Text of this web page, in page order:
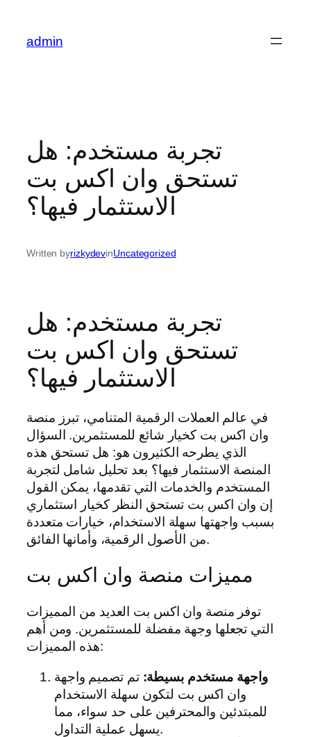
content
admin
تجربة مستخدم: هل
تستحق وان اكس بت
الاستثمار فيها؟
Written byrizkydevinUncategorized
تجربة مستخدم: هل
تستحق وان اكس بت
الاستثمار فيها؟
في عالم العملات الرقمية المتنامي، تبرز منصة
وان اكس بت كخيار شائع للمستثمرين. السؤال
الذي يطرحه الكثيرون هو: هل تستحق هذه
المنصة الاستثمار فيها؟ بعد تحليل شامل لتجربة
المستخدم والخدمات التي تقدمها، يمكن القول
إن وان اكس بت تستحق النظر كخيار استثماري
بسبب واجهتها سهلة الاستخدام، خيارات متعددة
من الأصول الرقمية، وأمانها الفائق.
مميزات منصة وان اكس بت
توفر منصة وان اكس بت العديد من المميزات
التي تجعلها وجهة مفضلة للمستثمرين. ومن أهم
هذه المميزات:
واجهة مستخدم بسيطة: تم تصميم واجهة
وان اكس بت لتكون سهلة الاستخدام
للمبتدئين والمحترفين على حد سواء، مما
يسهل عملية التداول.